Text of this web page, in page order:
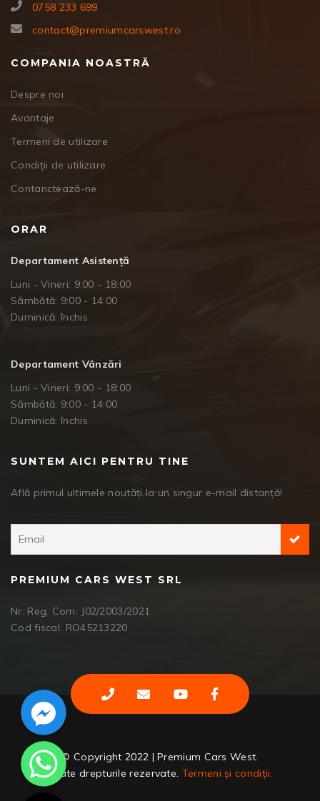
0758 233 699
contact@premiumcarswest.ro
COMPANIA NOASTRĂ
Despre noi
Avantaje
Termeni de utilizare
Condiții de utilizare
Contanctează-ne
ORAR
Departament Asistență
Luni - Vineri: 9:00 - 18:00
Sâmbătă: 9:00 - 14:00
Duminică: închis
Departament Vânzări
Luni - Vineri: 9:00 - 18:00
Sâmbătă: 9:00 - 14:00
Duminică: închis
SUNTEM AICI PENTRU TINE
Află primul ultimele noutăți la un singur e-mail distanță!
PREMIUM CARS WEST SRL
Nr. Reg. Com: J02/2003/2021
Cod fiscal: RO45213220
© Copyright 2022 | Premium Cars West.
Toate drepturile rezervate. Termeni și condiții.
Facebook Messenger
WhatsApp